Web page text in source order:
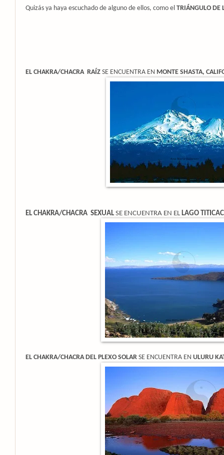
Quizás ya haya escuchado de alguno de ellos, como el TRIÁNGULO DE
EL CHAKRA/CHACRA RAÍZ SE ENCUENTRA EN MONTE SHASTA,
EL CHAKRA/CHACRA SEXUAL SE ENCUENTRA EN EL LAGO
EL CHAKRA/CHACRA DEL PLEXO SOLAR SE ENCUENTRA EN ULURU